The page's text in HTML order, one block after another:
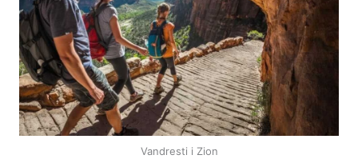
Vandresti i Zion